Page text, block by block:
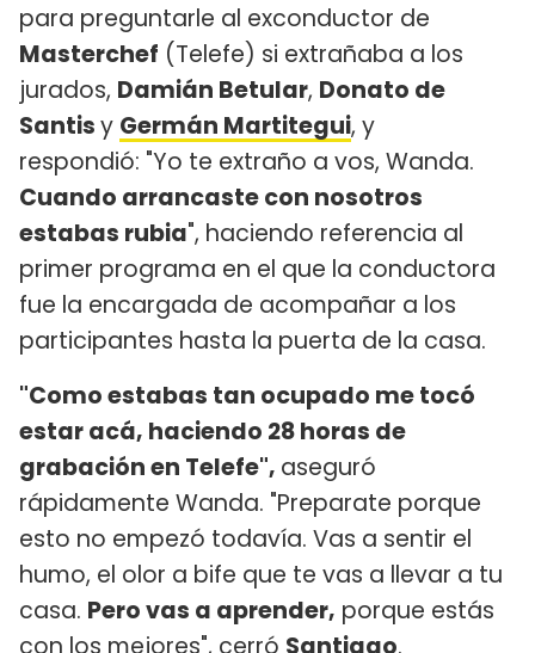
para preguntarle al exconductor de
Masterchef (Telefe) si extrañaba a los
jurados, Damián Betular, Donato de
Santisy Germán Martitegui, y
respondió: "Yo te extraño a vos, Wanda.
Cuando arrancaste con nosotros
estabas rubia", haciendo referencia al
primer programa en el que la conductora
fue la encargada de acompañar a los
participantes hasta la puerta de la casa.
"Como estabas tan ocupado me tocó
estar acá, haciendo 28 horas de
grabación en Telefe", aseguró
rápidamente Wanda. "Preparate porque
esto no empezó todavía. Vas a sentir el
humo, el olor a bife que te vas a llevar a tu
casa. Pero vas a aprender, porque estás
con los mejores", cerró Santiago.